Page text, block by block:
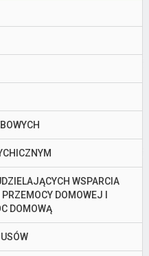
WSPARCIA
DOMOWEJ I
DOMOWĄ